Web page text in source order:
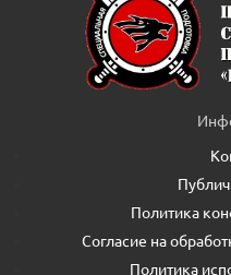
Политика
Согласие на
Политика